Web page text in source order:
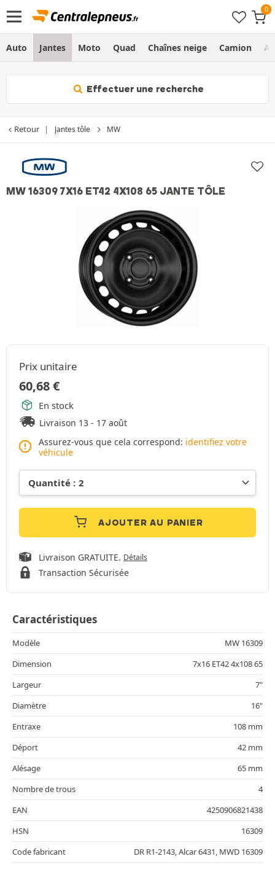
Auto Jantes Moto Quad Chaînes neige Camion
Effectuer une recherche
Retour Jantes tôle MW
MW 16309 7X16 ET42 4X108 65 JANTE TÔLE
Prix unitaire
60,68€
En stock
Livraison 13 - 17 août
Assurez-vous que cela correspond: identifiez votre
véhicule
AJOUTER AU PANIER
Livraison GRATUITE. Détails
Transaction Sécurisée
Caractéristiques
Modèle
MW 16309
Dimension
7x16 ET42 4x108 65
Largeur
7"
Diamètre
16"
Entraxe
108 mm
Déport
42 mm
Alésage
65 mm
Nombre de trous
4
EAN
4250906821438
HSN
16309
Code fabricant
DR R1-2143, Alcar 6431, MWD 16309